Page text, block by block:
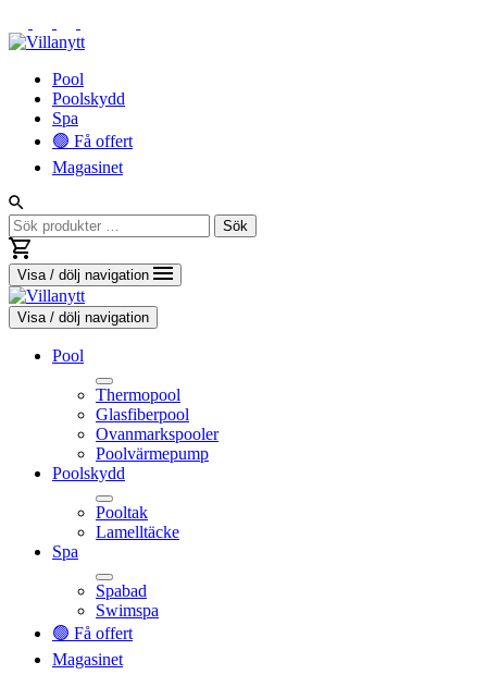
innehåll
Pool
Poolskydd
Spa
🟢 Få offert
Magasinet
Sök
efter:
Sök
Visa / dölj navigation
Visa / dölj navigation
Pool
Thermopool
Glasfiberpool
Ovanmarkspooler
Poolvärmepump
Toggle
Poolskydd
Pooltak
Lamelltäcke
Toggle
Spa
Spabad
Swimspa
Toggle
🟢 Få offert
Magasinet